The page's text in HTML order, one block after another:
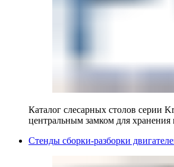
Каталог слесарных столов серии
центральным замком для
Стенды сборки-разборки